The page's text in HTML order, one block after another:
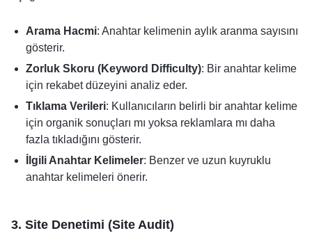
Arama Hacmi: Anahtar kelimenin aylık aranma sayısını
gösterir.
Zorluk Skoru (Keyword Difficulty): Bir anahtar kelime
için rekabet düzeyini analiz eder.
Tıklama Verileri: Kullanıcıların belirli bir anahtar kelime
için organik sonuçları mı yoksa reklamlara mı daha
fazla tıkladığını gösterir.
İlgili Anahtar Kelimeler: Benzer ve uzun kuyruklu
anahtar kelimeleri önerir.
3. Site Denetimi (Site Audit)